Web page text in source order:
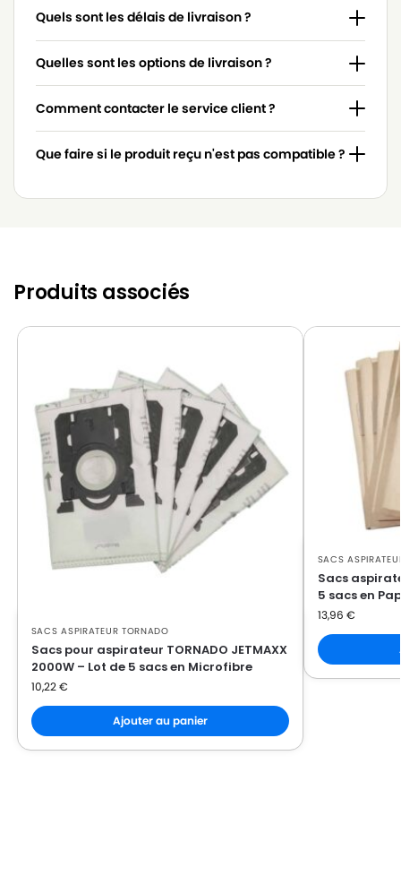
TORNADO
TORNADO SUP’AIR 50
TORNADO
TORNADO SUP’AIR 800
TORNADO
TORNADO SUP’AIR GS
TORNADO
TORNADO SUP’AIR TX
TORNADO
TORNADO TX
Quels sont les délais de livraison ?
Quelles sont les options de livraison ?
Comment contacter le service client ?
Que faire si le produit reçu n'est pas compatible ?
Produits associés
SACS ASPIRATEUR TORNADO
Sacs pour aspirateur TORNADO JETMAXX
2000W – Lot de 5 sacs en Microfibre
10,22€
Ajouter au panier
SACS
Sacs
5 sacs en
13,96 €